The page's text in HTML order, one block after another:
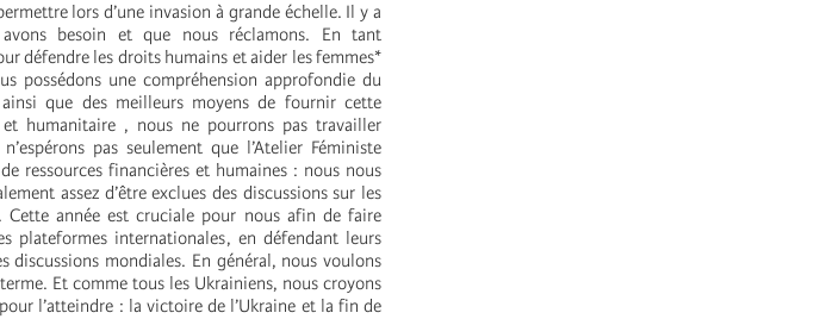
lors d’une invasion à grande échelle. Il y a
besoin et que nous réclamons. En tant
défendre les droits humains et aider les femmes*
possédons une compréhension approfondie du
que des meilleurs moyens de fournir cette
humanitaire , nous ne pourrons pas travailler
pas seulement que l’Atelier Féministe
ressources financières et humaines : nous nous
assez d’être exclues des discussions sur les
Cette année est cruciale pour nous afin de faire
plateformes internationales, en défendant leurs
mondiales. En général, nous voulons
Et comme tous les Ukrainiens, nous croyons
l’atteindre : la victoire de l’Ukraine et la fin de